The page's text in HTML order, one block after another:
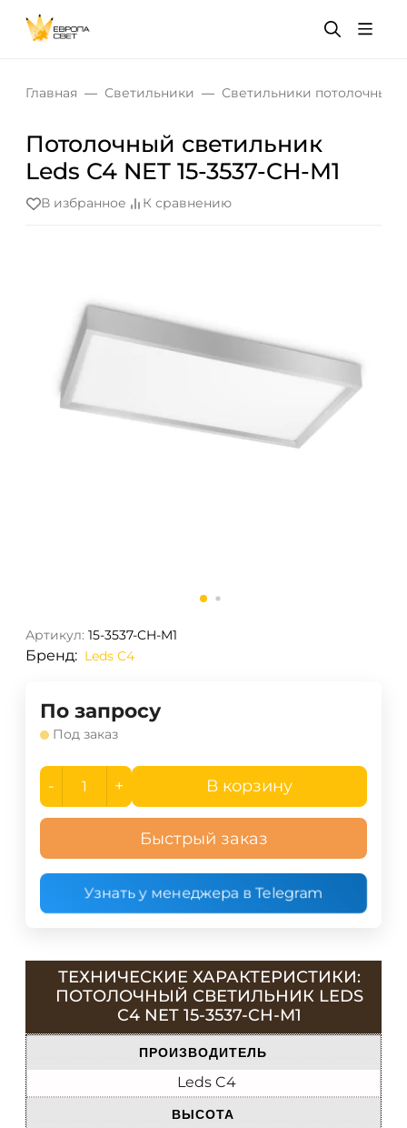
Главная Светильники Светильники потолочные
Потолочный светильник
Leds C4 NET 15-3537-CH-M1
В избранное К сравнению
Артикул: 15-3537-CH-M1
Бренд: Leds C4
По запросу
Под заказ
- + В корзину
Быстрый заказ
Узнать у менеджера в Telegram
ТЕХНИЧЕСКИЕ ХАРАКТЕРИСТИКИ:
ПОТОЛОЧНЫЙ СВЕТИЛЬНИК LEDS
C4 NET 15-3537-CH-M1
ПРОИЗВОДИТЕЛЬ
Leds C4
ВЫСОТА